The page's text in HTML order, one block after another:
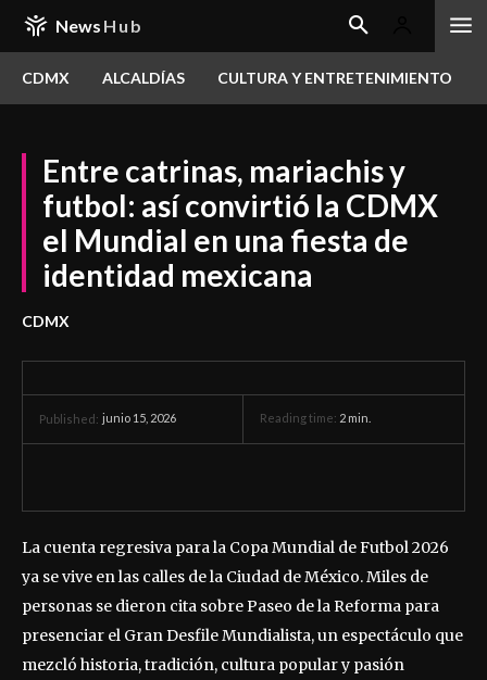
News Hub
CDMX ALCALDÍAS CULTURA Y ENTRETENIMIENTO
Entre catrinas, mariachis y
futbol: así convirtió la CDMX
el Mundial en una fiesta de
identidad mexicana
CDMX
Published: junio 15, 2026 Reading time: 2 min.
La cuenta regresiva para la Copa Mundial de Futbol 2026
ya se vive en las calles de la Ciudad de México. Miles de
personas se dieron cita sobre Paseo de la Reforma para
presenciar el Gran Desfile Mundialista, un espectáculo que
mezcló historia, tradición, cultura popular y pasión